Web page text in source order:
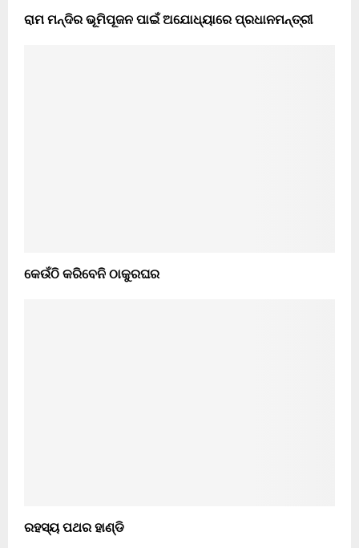
ରାମ ମନ୍ଦିର ଭୂମିପୂଜନ ପାଇଁ ଅଯୋଧ୍ୟାରେ ପ୍ରଧାନମନ୍ତ୍ରୀ
କେଉଁଠି କରିବେନି ଠାକୁରଘର
ରହସ୍ୟ ପଥର ହାଣ୍ଡି